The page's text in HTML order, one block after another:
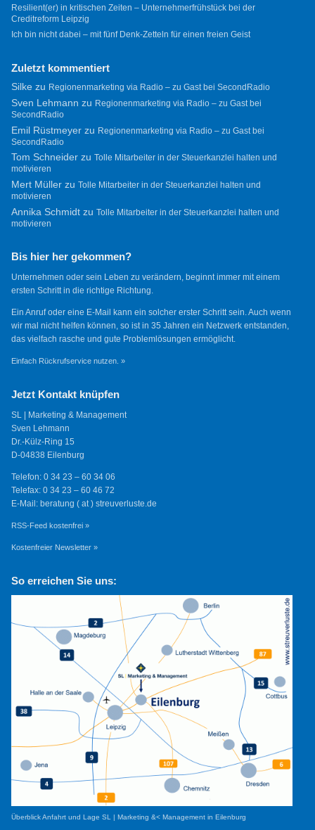
Resilient(er) in kritischen Zeiten – Unternehmerfrühstück bei der
Creditreform Leipzig
Ich bin nicht dabei – mit fünf Denk-Zetteln für einen freien Geist
Zuletzt kommentiert
Silkezu Regionenmarketing via Radio – zu Gast bei SecondRadio
Sven Lehmann zu Regionenmarketing via Radio – zu Gast bei
SecondRadio
Emil Rüstmeyerzu Regionenmarketing via Radio – zu Gast bei
SecondRadio
Tom Schneiderzu Tolle Mitarbeiter in der Steuerkanzlei halten und
motivieren
Mert Müllerzu Tolle Mitarbeiter in der Steuerkanzlei halten und
motivieren
Annika Schmidtzu Tolle Mitarbeiter in der Steuerkanzlei halten und
motivieren
Bis hier her gekommen?
Unternehmen oder sein Leben zu verändern, beginnt immer mit einem
ersten Schritt in die richtige Richtung.
Ein Anruf oder eine E-Mail kann ein solcher erster Schritt sein. Auch wenn
wir mal nicht helfen können, so ist in 35 Jahren ein Netzwerk entstanden,
das vielfach rasche und gute Problemlösungen ermöglicht.
Einfach Rückrufservice nutzen. »
Jetzt Kontakt knüpfen
SL | Marketing & Management
Sven Lehmann
Dr.-Külz-Ring 15
D-04838 Eilenburg
Telefon: 0 34 23 – 60 34 06
Telefax: 0 34 23 – 60 46 72
E-Mail: beratung ( at ) streuverluste.de
RSS-Feed kostenfrei »
Kostenfreier Newsletter »
So erreichen Sie uns:
Überblick Anfahrt und Lage SL | Marketing &< Management in Eilenburg